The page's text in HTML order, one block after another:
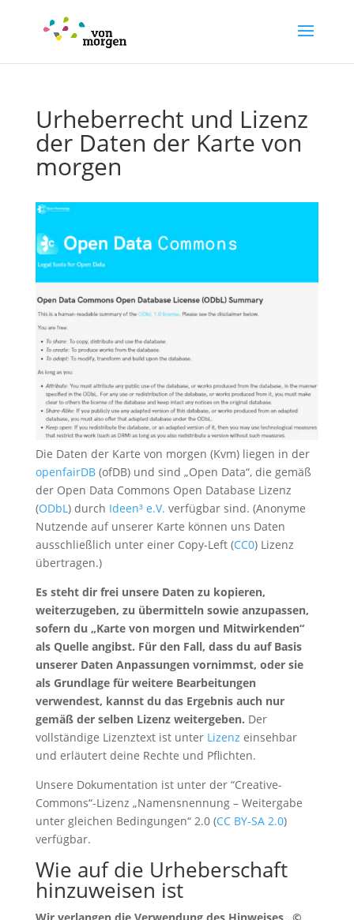
Urheberrecht und Lizenz
der Daten der Karte von
morgen
Die Daten der Karte von morgen (Kvm) liegen in der
openfairDB(ofDB) und sind „Open Data“, die gemäß
der Open Data Commons Open Database Lizenz
(ODbL) durch Ideen³ e.V. verfügbar sind. (Anonyme
Nutzende auf unserer Karte können uns Daten
ausschließlich unter einer Copy-Left (CC0) Lizenz
übertragen.)
Es steht dir frei unsere Daten zu kopieren,
weiterzugeben, zu übermitteln sowie anzupassen,
sofern du „Karte von morgen und Mitwirkenden“
als Quelle angibst. Für den Fall, dass du auf Basis
unserer Daten Anpassungen vornimmst, oder sie
als Grundlage für weitere Bearbeitungen
verwendest, kannst du das Ergebnis auch nur
gemäß der selben Lizenz weitergeben. Der
vollständige Lizenztext ist unter Lizenz einsehbar
und erläutert deine Rechte und Pflichten.
Unsere Dokumentation ist unter der “Creative-
Commons“-Lizenz „Namensnennung – Weitergabe
unter gleichen Bedingungen“ 2.0 (CC BY-SA 2.0)
verfügbar.
Wie auf die Urheberschaft
hinzuweisen ist